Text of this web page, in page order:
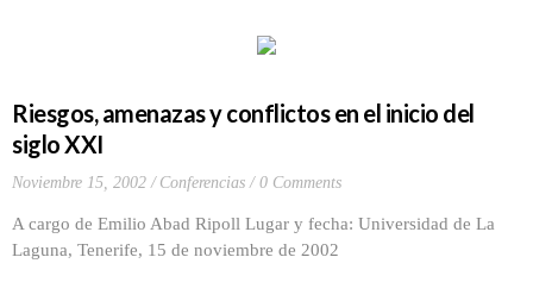
Riesgos, amenazas y conflictos en el inicio del
siglo XXI
Noviembre 15, 2002 Conferencias 0 Comments
A cargo de Emilio Abad Ripoll Lugar y fecha: Universidad de La
Laguna, Tenerife, 15 de noviembre de 2002